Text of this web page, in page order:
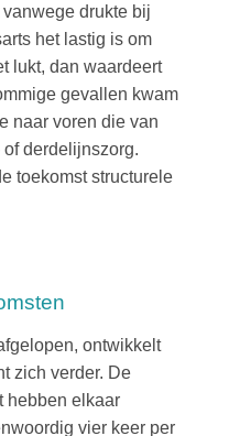
drukte bij
het lastig is om
lukt, dan waardeert
gevallen kwam
naar voren die van
derdelijnszorg.
toekomst structurele
ontwikkelt
zich verder. De
hebben elkaar
vier keer per